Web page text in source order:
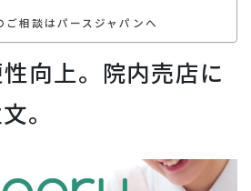
相談はパースジャパンへ
向上。院内売店に
。